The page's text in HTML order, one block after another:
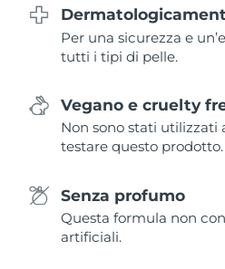
Per una sicurezza e
tutti i tipi di pelle.
Vegano e cruelty
Non sono stati utilizzati
testare questo prodotto.
Senza profumo
Questa formula non
artificiali.
Romania
Russia
Arabia Saudita
Singapore
Slovacchia
Slovenia